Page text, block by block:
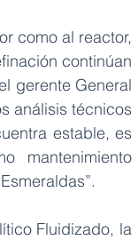
como al reactor,
continúan
gerente General
análisis técnicos
estable, es
mantenimiento
Fluidizado, la